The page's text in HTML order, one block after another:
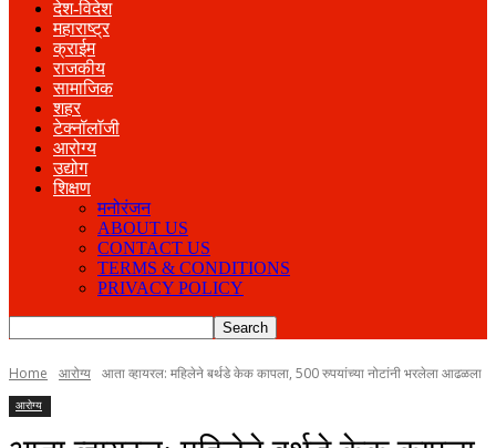
देश-विदेश
महाराष्ट्र
क्राईम
राजकीय
सामाजिक
शहर
टेक्नॉलॉजी
आरोग्य
उद्योग
शिक्षण
मनोरंजन
ABOUT US
CONTACT US
TERMS & CONDITIONS
PRIVACY POLICY
Home आरोग्य आता व्हायरल: महिलेने बर्थडे केक कापला, 500 रुपयांच्या नोटांनी भरलेला आढळला
आरोग्य